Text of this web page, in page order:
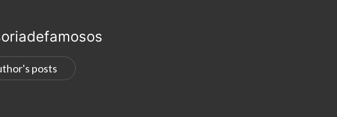
posts